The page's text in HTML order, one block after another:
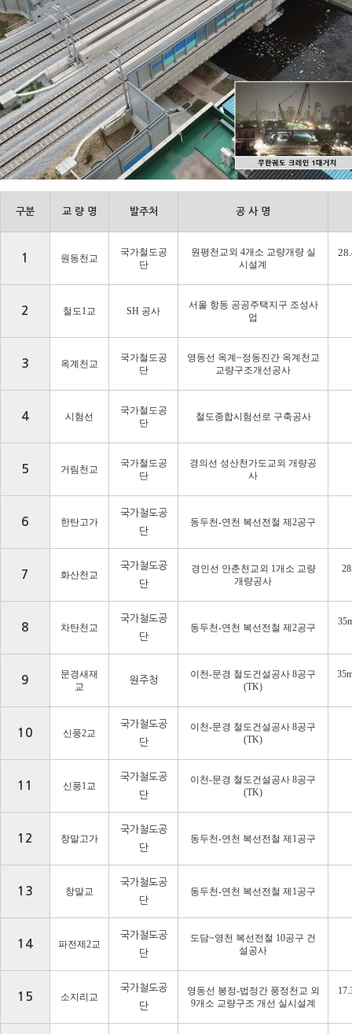
구분 교 량 명 발주처 공 사 명
1 원동천교
국가철도공
단
원평천교외 4개소 교량개량 실
시설계
2 철도1교 SH 공사
서울 항동 공공주택지구 조성사
업
3 옥계천교
국가철도공
단
영동선 옥계 ~정동진간 옥계천교
교량구조개선공사
4 시험선
국가철도공
단
철도종합시험선로 구축공사
5 거림천교
국가철도공
단
경의선 성산천가도교외 개량공
사
6 한탄고가
국가철도공
단
동두천-연천 복선전철 제 2공구
7 화산천교
국가철도공
단
경인선 안춘천교외 1개소 교량
개량공사
8 차탄천교
국가철도공
단
동두천-연천 복선전철 제 2공구
9
문경새재
교
원주청
이천-문경 철도건설공사 8공구
(TK)
10 신풍2교
국가철도공
단
이천-문경 철도건설공사 8공구
(TK)
11 신풍1교
국가철도공
단
이천-문경 철도건설공사 8공구
(TK)
12 창말고가
국가철도공
단
동두천-연천 복선전철 제 1공구
13 창말교
국가철도공
단
동두천-연천 복선전철 제 1공구
14 파전제 2교
국가철도공
단
도담~영천 복선전철 10공구 건
설공사
15 소지리교
국가철도공
단
영동선 봉정-법정간 풍정천교 외
9개소 교량구조 개선 실시설계